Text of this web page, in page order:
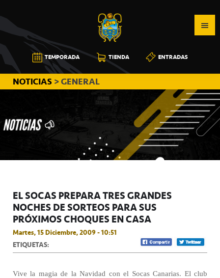
a
la
navegación
principal
al
contenido
principal
a
la
barra
lateral
principal
CB
CANARIAS
TEMPORADA TIENDA ENTRADAS
NOTICIAS > GENERAL
EL SOCAS PREPARA TRES GRANDES
NOCHES DE SORTEOS PARA SUS
PRÓXIMOS CHOQUES EN CASA
Martes, 15 Diciembre, 2009 - 10:51
ETIQUETAS:
Vive la magia de la Navidad con el Socas Canarias. El club